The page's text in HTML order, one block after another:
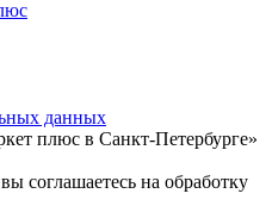
данных
плюс в Санкт-Петербурге»
соглашаетесь на обработку